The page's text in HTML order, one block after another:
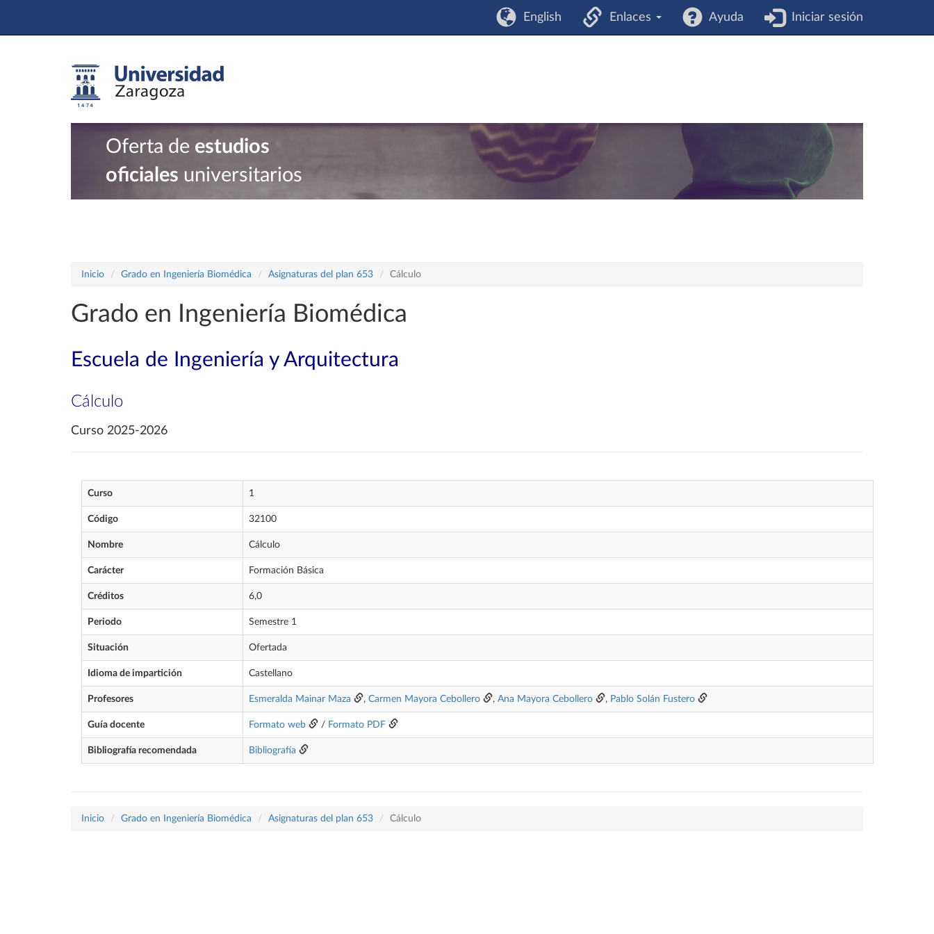
English Enlaces Ayuda Iniciar sesión
Oferta de estudios
oficiales universitarios
Inicio Grado en Ingeniería Biomédica Asignaturas del plan 653 Cálculo
Grado en Ingeniería Biomédica
Escuela de Ingeniería y Arquitectura
Cálculo
Curso 2025-2026
Curso 1
Código 32100
Nombre Cálculo
Carácter Formación Básica
Créditos 6,0
Periodo Semestre 1
Situación Ofertada
Idioma de impartición Castellano
Profesores Esmeralda Mainar Maza , Carmen Mayora Cebollero , Ana Mayora Cebollero , Pablo Solán Fustero
Guía docente Formato web / Formato PDF
Bibliografía recomendada Bibliografía
Inicio Grado en Ingeniería Biomédica Asignaturas del plan 653 Cálculo